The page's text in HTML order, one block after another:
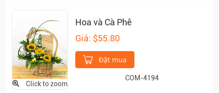
Click to zoom
Hoa và Cà Phê
Giá: $55.80
Đặt mua
COM-4194